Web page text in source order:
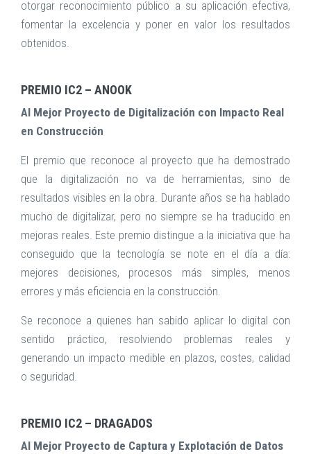
otorgar reconocimiento público a su aplicación efectiva,
fomentar la excelencia y poner en valor los resultados
obtenidos.
PREMIO IC2 – ANOOK
Al Mejor Proyecto de Digitalización con Impacto Real
en Construcción
El premio que reconoce al proyecto que ha demostrado
que la digitalización no va de herramientas, sino de
resultados visibles en la obra. Durante años se ha hablado
mucho de digitalizar, pero no siempre se ha traducido en
mejoras reales. Este premio distingue a la iniciativa que ha
conseguido que la tecnología se note en el día a día:
mejores decisiones, procesos más simples, menos
errores y más eficiencia en la construcción.
Se reconoce a quienes han sabido aplicar lo digital con
sentido práctico, resolviendo problemas reales y
generando un impacto medible en plazos, costes, calidad
o seguridad.
PREMIO IC2 – DRAGADOS
Al Mejor Proyecto de Captura y Explotación de Datos